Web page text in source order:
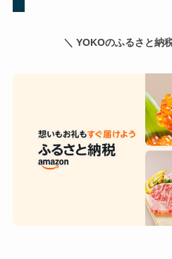
＼ YOKOのふるさと納